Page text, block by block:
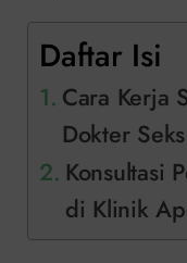
Daftar Isi
Cara Kerja
Dokter Seks
Konsultasi
di Klinik